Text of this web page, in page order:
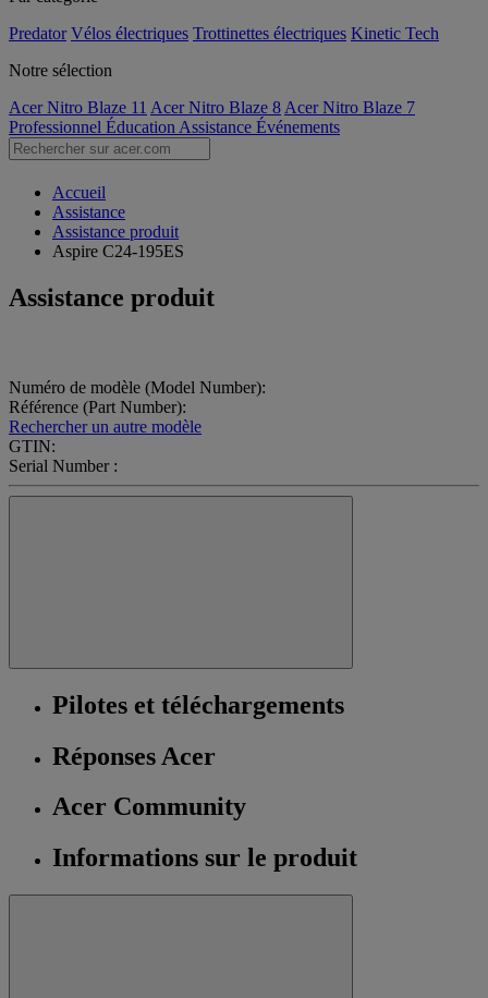
Predator Vélos électriques Trottinettes électriques Kinetic Tech
Notre sélection
Acer Nitro Blaze 11 Acer Nitro Blaze 8 Acer Nitro Blaze 7
Professionnel Éducation Assistance Événements
Accueil
Assistance
Assistance produit
Aspire C24-195ES
Assistance produit
Numéro de modèle (Model Number):
Référence (Part Number):
Rechercher un autre modèle
GTIN:
Serial Number :
Pilotes et téléchargements
Réponses Acer
Acer Community
Informations sur le produit